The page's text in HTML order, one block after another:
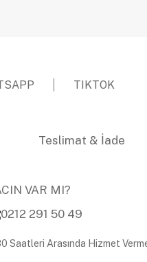
TIKTOK
Teslimat & İade
VAR MI?
0212 291 50 49
Saatleri Arasında Hizmet